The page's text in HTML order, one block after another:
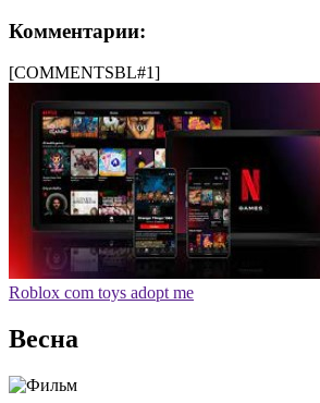
Комментарии:
[COMMENTSBL#1]
Roblox com toys adopt me
Весна